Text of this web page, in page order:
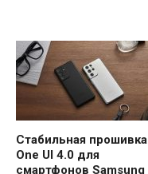
Стабильная прошивка
One UI 4.0 для
смартфонов Samsung